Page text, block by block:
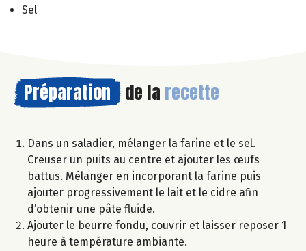
Sel
Préparation de la recette
Dans un saladier, mélanger la farine et le sel.
Creuser un puits au centre et ajouter les œufs
battus. Mélanger en incorporant la farine puis
ajouter progressivement le lait et le cidre afin
d’obtenir une pâte fluide.
Ajouter le beurre fondu, couvrir et laisser reposer 1
heure à température ambiante.